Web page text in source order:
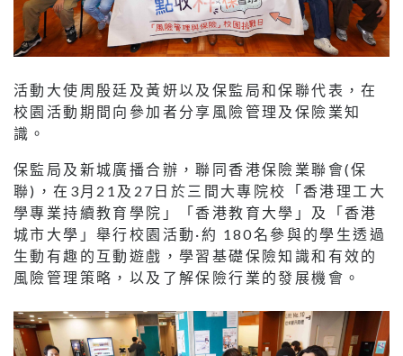
活動大使周殷廷及黃妍以及保監局和保聯代表，在
校園活動期間向參加者分享風險管理及保險業知
識。
保監局及新城廣播合辦，聯同香港保險業聯會(保
聯)，在3月21及27日於三間大專院校「香港理工大
學專業持續教育學院」「香港教育大學」及「香港
城市大學」舉行校園活動·約 180名參與的學生透過
生動有趣的互動遊戲，學習基礎保險知識和有效的
風險管理策略，以及了解保險行業的發展機會。